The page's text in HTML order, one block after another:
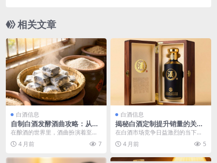
相关文章
白酒信息
自制白酒发酵酒曲攻略：从原
料到工艺的全程指南
在酿酒的世界里，酒曲扮演着至关
重要的角色，它就像是一位神奇的
魔法师，能将粮食转化...
4 月前 7
白酒信息
揭秘白酒定制提升销量的关键
策略与实用技巧
在白酒市场竞争日益激烈的当下，
白酒定制作为一种满足消费者个性
化需求的业务模式，对...
4 月前 5